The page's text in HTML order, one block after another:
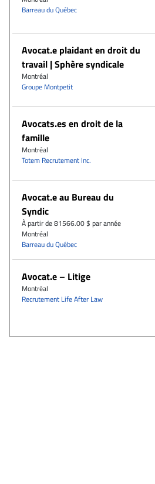
Barreau du Québec
Avocat.e plaidant en droit du
travail | Sphère syndicale
Montréal
Groupe Montpetit
Avocats.es en droit de la
famille
Montréal
Totem Recrutement Inc.
Avocat.e au Bureau du
Syndic
À partir de 81566.00 $ par année
Montréal
Barreau du Québec
Avocat.e – Litige
Montréal
Recrutement Life After Law